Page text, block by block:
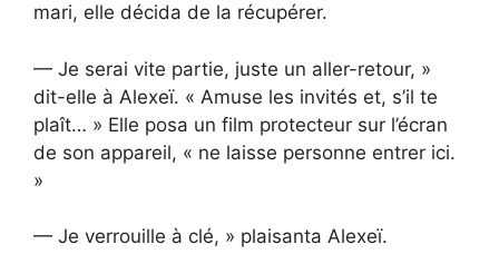
mari, elle décida de la récupérer.
— Je serai vite partie, juste un aller-retour, »
dit-elle à Alexeï. « Amuse les invités et, s’il te
plaît… » Elle posa un film protecteur sur l’écran
de son appareil, « ne laisse personne entrer ici.
»
— Je verrouille à clé, » plaisanta Alexeï.